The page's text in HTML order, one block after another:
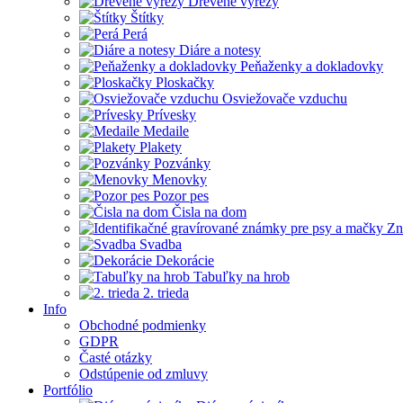
Štítky
Perá
Diáre a notesy
Peňaženky a dokladovky
Ploskačky
Osviežovače vzduchu
Prívesky
Medaile
Plakety
Pozvánky
Menovky
Pozor pes
Čisla na dom
Svadba
Dekorácie
Tabuľky na hrob
2. trieda
Info
Obchodné podmienky
GDPR
Časté otázky
Odstúpenie od zmluvy
Portfólio